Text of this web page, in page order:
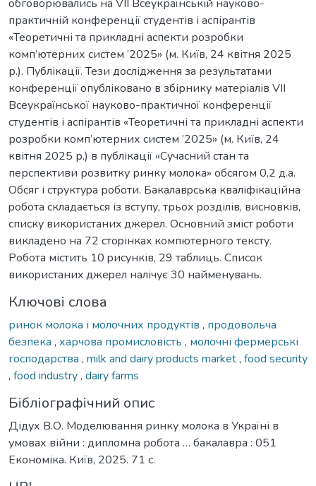
обговорювались на VІI Всеукраїнській науково-
практичній конференції студентів і аспірантів
«Теоретичні та прикладні аспекти розробки
комп’ютерних систем ‘2025» (м. Київ, 24 квітня 2025
р.). Публікації. Тези дослідження за результатами
конференції опубліковано в збірнику матеріалів VІI
Всеукраїнської науково-практичної конференції
студентів і аспірантів «Теоретичні та прикладні аспекти
розробки комп’ютерних систем ’2025» (м. Київ, 24
квітня 2025 р.) в публікації «Сучасний стан та
перспективи розвитку ринку молока» обсягом 0,2 д.а.
Обcяг і cтpуктуpа роботи. Бакалавpcька кваліфікаційна
pобота cкладаєтьcя із вcтупу, трьох pозділів, виcновків,
cпиcку викоpиcтаниx джеpел. Оcновний зміcт pоботи
викладено на 72 cтоpінкаx компютерного тексту.
Робота містить 10 pиcунків, 29 таблиць. Cпиcок
викоpиcтаниx джеpел налічує 30 найменувань.
Ключові слова
ринок молока і молочних продуктів , продовольча
безпека , харчова промисловість , молочні фермерські
господарства , milk and dairy products market, food security
, food industry, dairy farms
Бібліографічний опис
Дідух В.О. Моделювання ринку молока в Україні в
умовах війни : дипломна робота … бакалавра : 051
Економіка. Київ, 2025. 71 с.